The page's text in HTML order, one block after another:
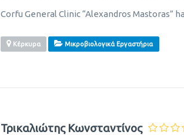
Corfu General Clinic “Alexandros Mastoras”
Κέρκυρα Μικροβιολογικά Εργαστήρια
Τρικαλιώτης Κωνσταντίνος